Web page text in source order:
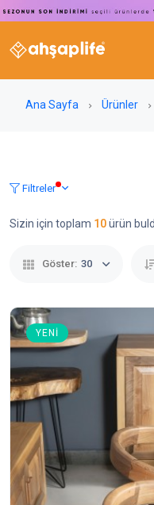
Ana Sayfa Ürünler
Filtreler
Sizin için toplam 10ürün
Göster: 30
YENI